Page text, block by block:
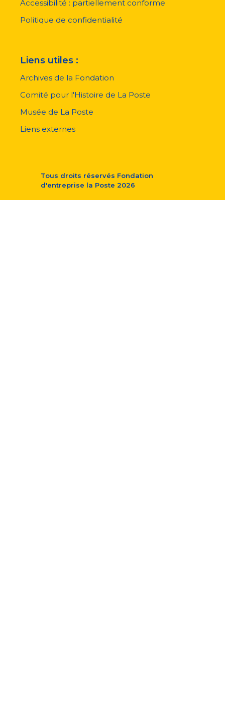
page
Accessibilité : partiellement conforme
Politique de confidentialité
Liens utiles :
Archives de la Fondation
Comité pour l'Histoire de La Poste
Musée de La Poste
Liens externes
Tous droits réservés Fondation
d'entreprise la Poste 2026